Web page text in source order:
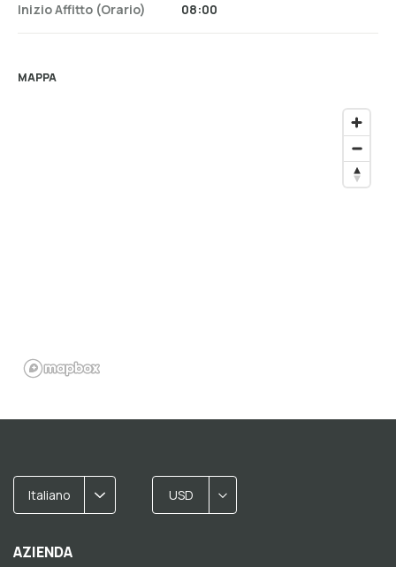
Inizio Affitto (orario)
08:00
MAPPA
Italiano USD
AZIENDA